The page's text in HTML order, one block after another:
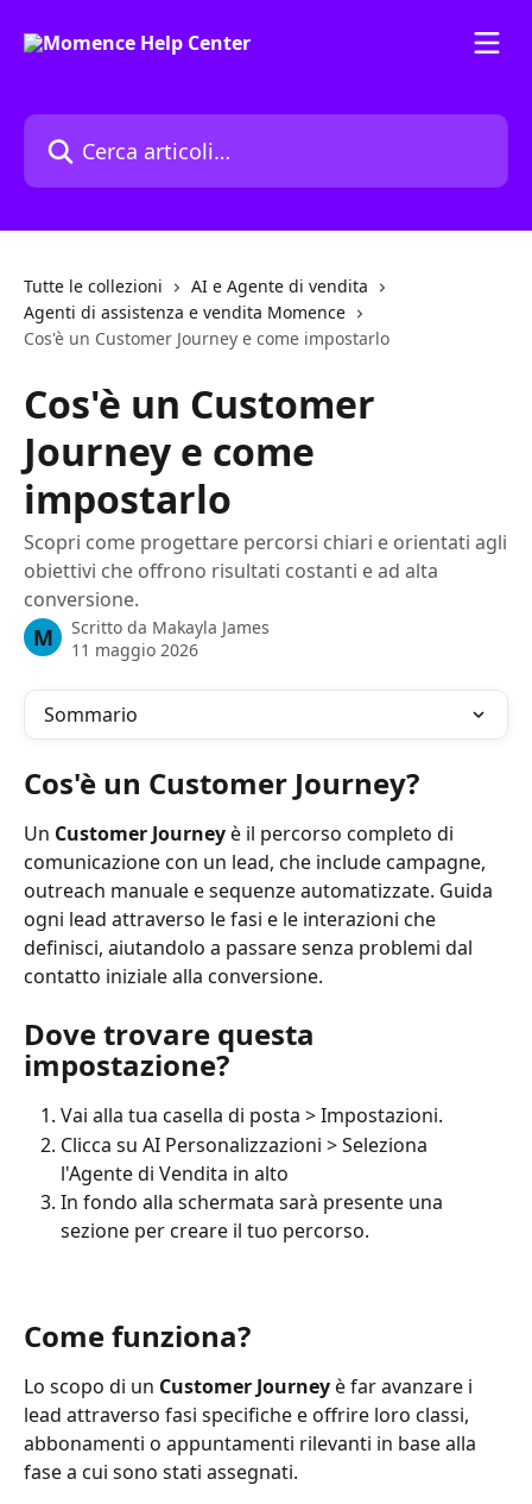
Cerca articoli…
Tutte le collezioni
AI e Agente di vendita
Agenti di assistenza e vendita Momence
Cos'è un Customer Journey e come impostarlo
Cos'è un Customer
Journey e come
impostarlo
Scopri come progettare percorsi chiari e orientati agli
obiettivi che offrono risultati costanti e ad alta
conversione.
M Scritto da Makayla James
11 maggio 2026
Sommario
Cos'è un Customer Journey?
Un Customer Journey è il percorso completo di
comunicazione con un lead, che include campagne,
outreach manuale e sequenze automatizzate. Guida
ogni lead attraverso le fasi e le interazioni che
definisci, aiutandolo a passare senza problemi dal
contatto iniziale alla conversione.
Dove trovare questa
impostazione?
Vai alla tua casella di posta > Impostazioni.
Clicca su AI Personalizzazioni > Seleziona
l'Agente di Vendita in alto
In fondo alla schermata sarà presente una
sezione per creare il tuo percorso.
Come funziona?
Lo scopo di un Customer Journey è far avanzare i
lead attraverso fasi specifiche e offrire loro classi,
abbonamenti o appuntamenti rilevanti in base alla
fase a cui sono stati assegnati.